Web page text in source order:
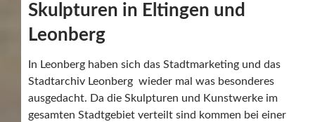
Skulpturen in Eltingen und
Leonberg
In Leonberg haben sich das Stadtmarketing und das
Stadtarchiv Leonberg wieder mal was besonderes
ausgedacht. Da die Skulpturen und Kunstwerke im
gesamten Stadtgebiet verteilt sind kommen bei einer